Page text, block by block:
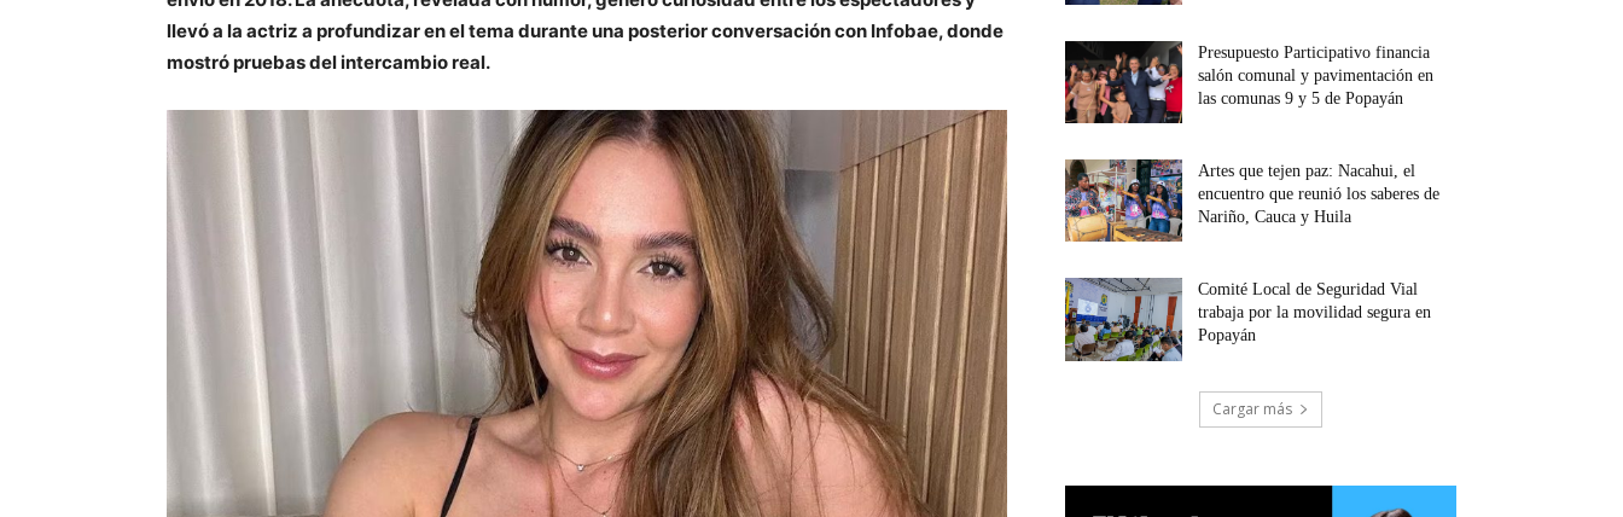
llevó a la actriz a profundizar en el tema durante una posterior conversación con Infobae, donde
mostró pruebas del intercambio real.
Presupuesto Participativo financia
salón comunal y pavimentación en
las comunas 9 y 5 de Popayán
Artes que tejen paz: Nacahui, el
encuentro que reunió los saberes de
Nariño, Cauca y Huila
Comité Local de Seguridad Vial
trabaja por la movilidad segura en
Popayán
Cargar más